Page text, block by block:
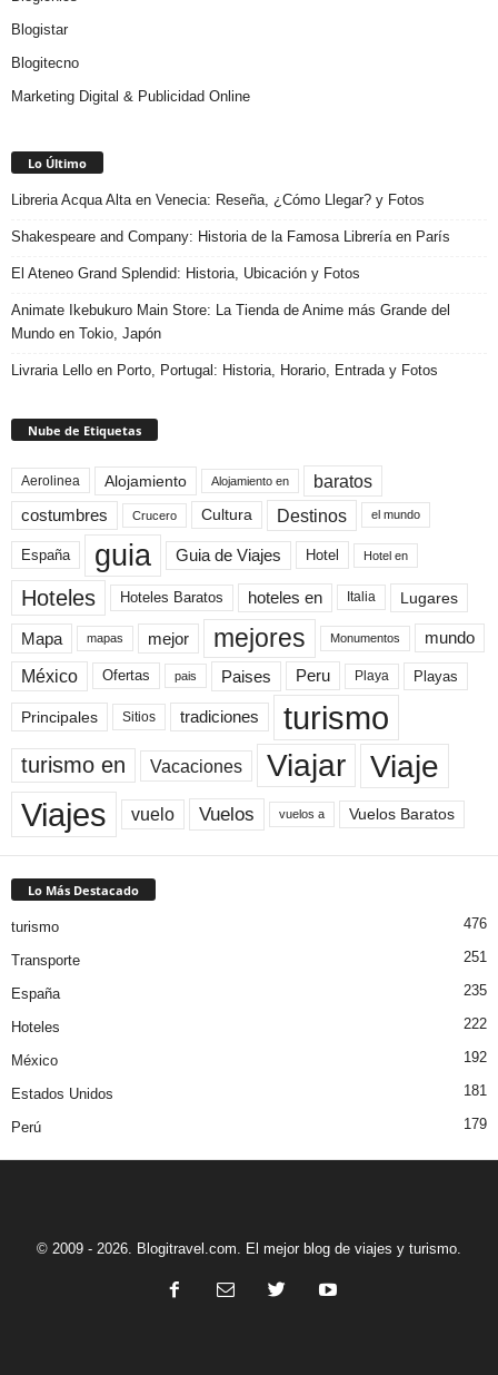
Blogistar
Blogitecno
Marketing Digital & Publicidad Online
Lo Último
Libreria Acqua Alta en Venecia: Reseña, ¿Cómo Llegar? y Fotos
Shakespeare and Company: Historia de la Famosa Librería en París
El Ateneo Grand Splendid: Historia, Ubicación y Fotos
Animate Ikebukuro Main Store: La Tienda de Anime más Grande del
Mundo en Tokio, Japón
Livraria Lello en Porto, Portugal: Historia, Horario, Entrada y Fotos
Nube de Etiquetas
Aerolinea Alojamiento Alojamiento en baratos
costumbres Crucero Cultura Destinos el mundo
España guia Guia de Viajes Hotel Hotel en
Hoteles Hoteles Baratos hoteles en Italia Lugares
Mapa mapas mejor mejores Monumentos mundo
México Ofertas pais Paises Peru Playa Playas
Principales Sitios tradiciones turismo
turismo en Vacaciones Viajar Viaje
Viajes vuelo Vuelos vuelos a Vuelos Baratos
Lo Más Destacado
turismo 476
Transporte 251
España 235
Hoteles 222
México 192
Estados Unidos 181
Perú 179
© 2009 - 2026. Blogitravel.com. El mejor blog de viajes y turismo.